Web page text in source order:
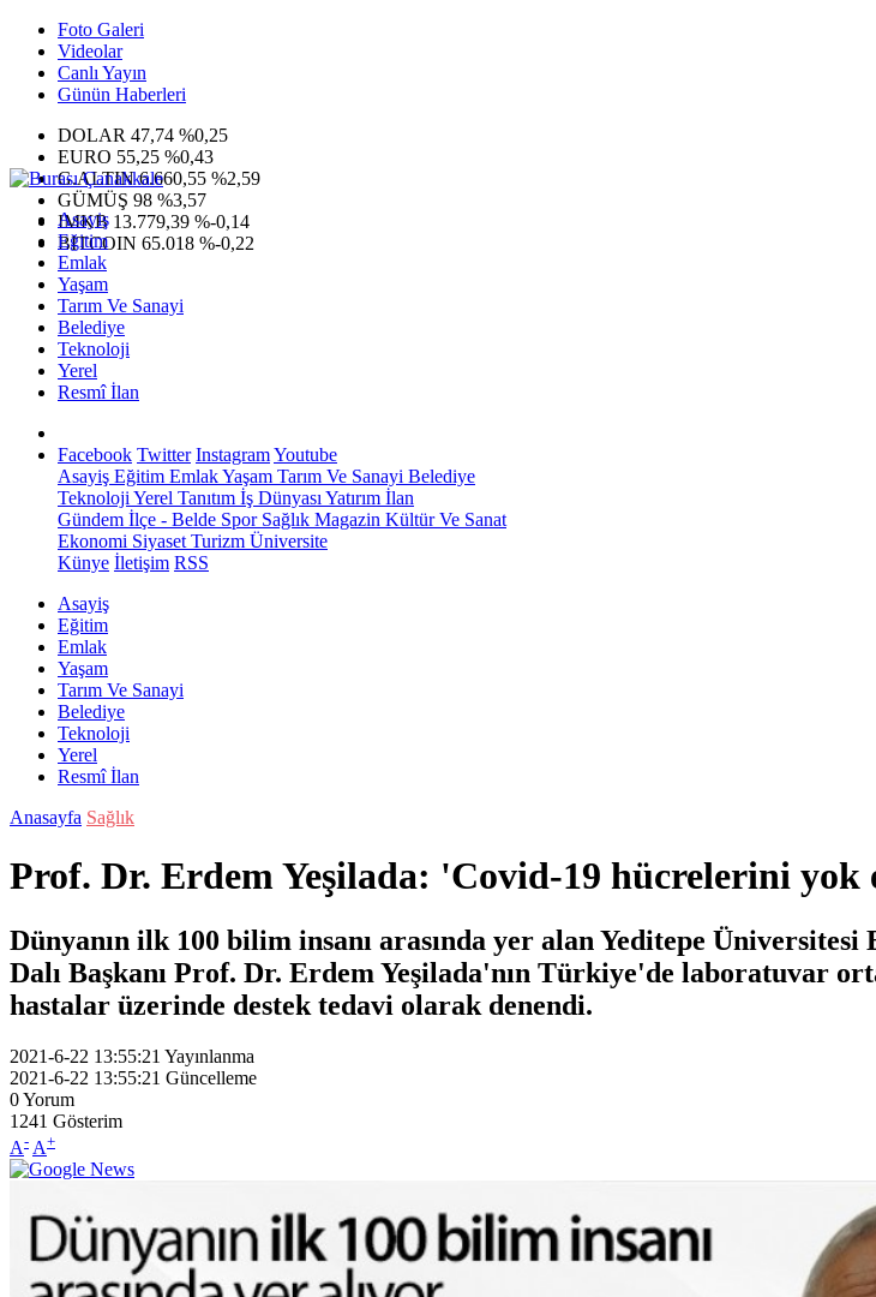
Foto Galeri
Videolar
Canlı Yayın
Günün Haberleri
DOLAR 47,74 %0,25
EURO 55,25 %0,43
G.ALTIN6.660,55 %2,59
GÜMÜŞ 98 %3,57
IMKB 13.779,39 %-0,14
BITCOIN 65.018 %-0,22
Asayiş
Eğitim
Emlak
Yaşam
Tarım Ve Sanayi
Belediye
Teknoloji
Yerel
Resmî İlan
Facebook Twitter InstagramYoutube
Asayiş Eğitim EmlakYaşam Tarım Ve Sanayi Belediye
Teknoloji Yerel Tanıtım İş Dünyası Yatırım İlan
Gündem İlçe - Belde SporSağlık Magazin Kültür Ve Sanat
Ekonomi Siyaset Turizm Üniversite
Künye İletişim RSS
Asayiş
Eğitim
Emlak
Yaşam
Tarım Ve Sanayi
Belediye
Teknoloji
Yerel
Resmî İlan
Anasayfa Sağlık
Prof. Dr. Erdem Yeşilada: 'Covid-19 hücrelerini
Dünyanın ilk 100 bilim insanı arasında yer alan Yeditepe
Dalı Başkanı Prof. Dr. Erdem Yeşilada'nın Türkiye'de laboratuvar
hastalar üzerinde destek tedavi olarak denendi.
2021-6-22 13:55:21 Yayınlanma
2021-6-22 13:55:21 Güncelleme
0Yorum
1241 Gösterim
A- A+